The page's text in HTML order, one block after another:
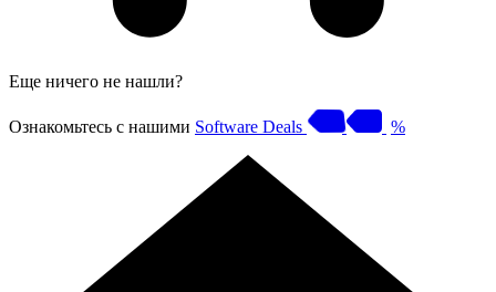
Еще ничего не нашли?
Ознакомьтесь с нашими Software Deals %